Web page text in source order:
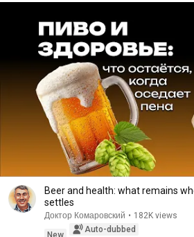
Beer and health: what remains
settles
Доктор Комаровский • 182K views
New
Auto-dubbed